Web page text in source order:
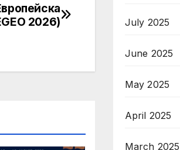
2026)
July 2025
June 2025
May 2025
April 2025
March 2025